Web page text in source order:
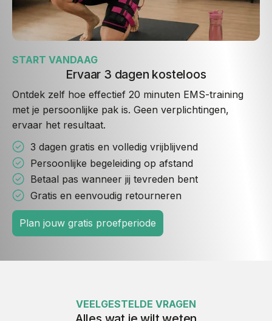
START VANDAAG
Ervaar 3 dagen kosteloos
Ontdek zelf hoe effectief 20 minuten EMS-training
met je persoonlijke pak is. Geen verplichtingen,
ervaar het resultaat.
3 dagen gratis en volledig vrijblijvend
Persoonlijke begeleiding op afstand
Betaal pas wanneer jij tevreden bent
Gratis en eenvoudig retourneren
Plan jouw gratis proefperiode
VEELGESTELDE VRAGEN